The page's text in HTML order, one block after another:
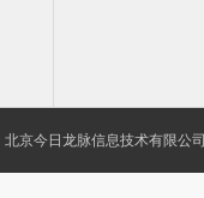
北京今日龙脉信息技术有限公司